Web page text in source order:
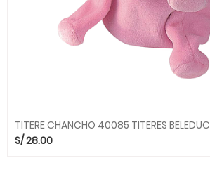
TITERE CHANCHO 40085 TITERES BELEDUC
S/28.00